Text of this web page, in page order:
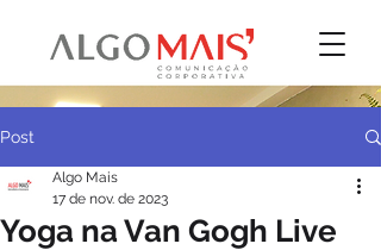
Post
Yoga na Van Gogh Live
Algo Mais
17 de nov. de 2023